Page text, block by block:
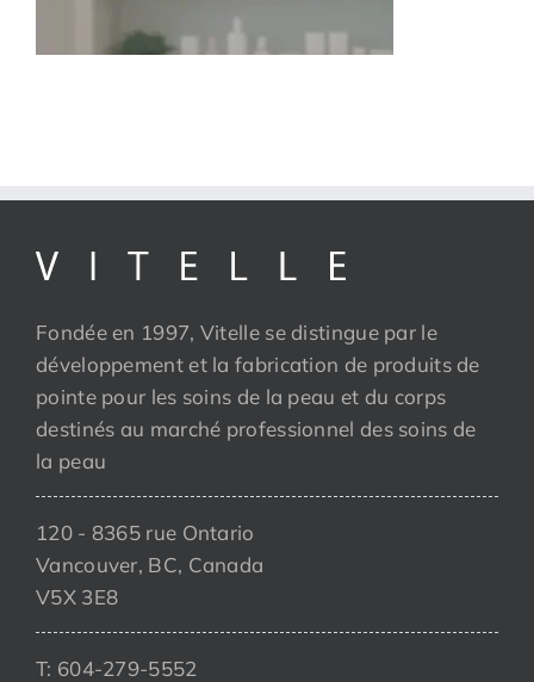
Fondée en 1997, Vitelle se distingue par le
développement et la fabrication de produits de
pointe pour les soins de la peau et du corps
destinés au marché professionnel des soins de
la peau
120 - 8365 rue Ontario
Vancouver, BC, Canada
V5X 3E8
T: 604-279-5552